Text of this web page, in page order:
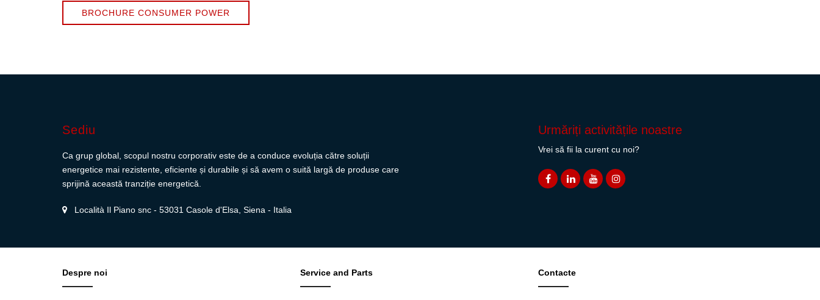
BROCHURE CONSUMER POWER
Sediu
Ca grup global, scopul nostru corporativ este de a conduce evoluția către soluții
energetice mai rezistente, eficiente și durabile și să avem o suită largă de produse care
sprijină această tranziție energetică.
Località Il Piano snc - 53031 Casole d'Elsa, Siena - Italia
Urmăriți activitățile noastre
Vrei să fii la curent cu noi?
Despre noi Service and Parts Contacte